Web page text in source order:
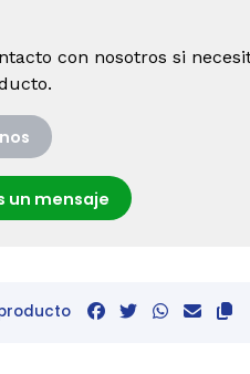
con nosotros si
un mensaje